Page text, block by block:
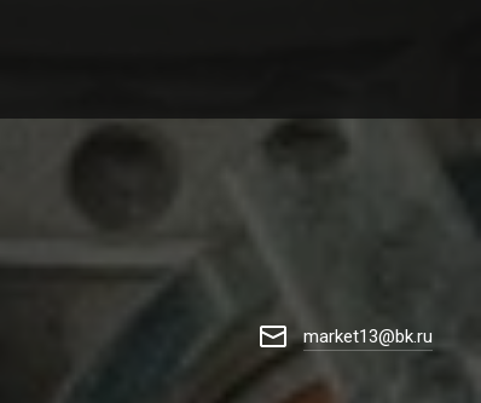
market13@bk.ru